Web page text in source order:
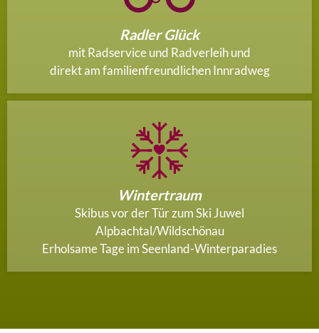
Radler Glück
mit Radservice und Radverleih und
direkt am familienfreundlichen Innradweg
Wintertraum
Skibus vor der Tür zum Ski Juwel
Alpbachtal/Wildschönau
Erholsame Tage im Seenland-Winterparadies